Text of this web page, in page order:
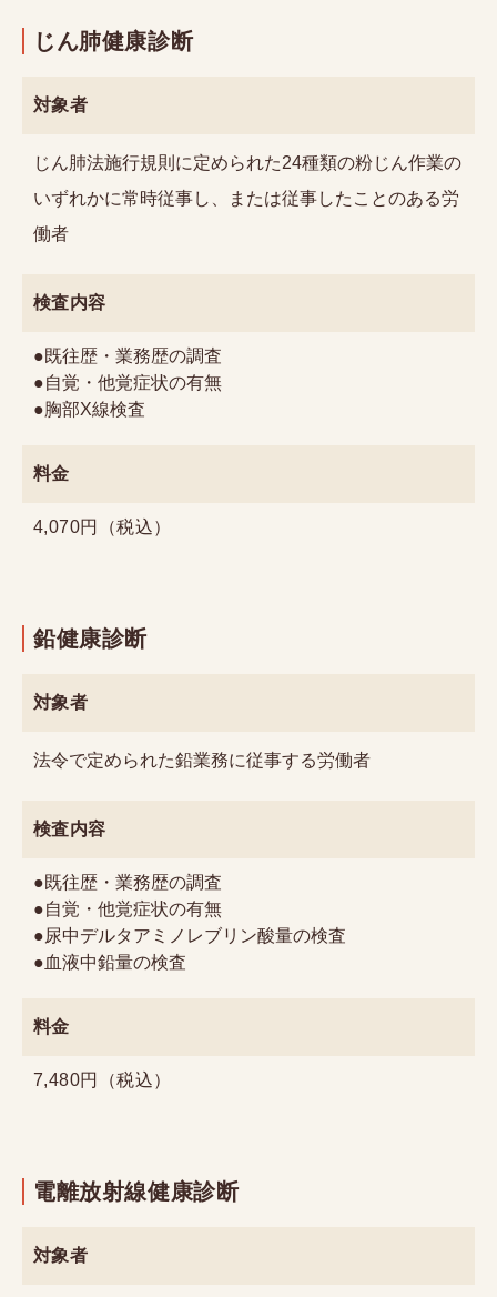
じん肺健康診断
対象者
じん肺法施行規則に定められた24種類の粉じん作業の
いずれかに常時従事し、または従事したことのある労
働者
検査内容
●既往歴・業務歴の調査
●自覚・他覚症状の有無
●胸部X線検査
料金
4,070円（税込）
鉛健康診断
対象者
法令で定められた鉛業務に従事する労働者
検査内容
●既往歴・業務歴の調査
●自覚・他覚症状の有無
●尿中デルタアミノレブリン酸量の検査
●血液中鉛量の検査
料金
7,480円（税込）
電離放射線健康診断
対象者